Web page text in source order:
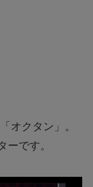
オクタン」。
ーです。